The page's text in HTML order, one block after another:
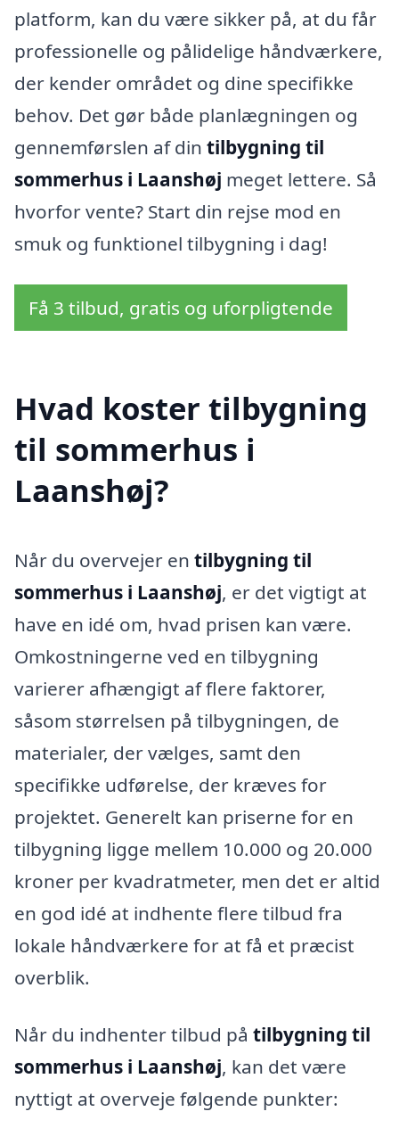
platform, kan du være sikker på, at du får
professionelle og pålidelige håndværkere,
der kender området og dine specifikke
behov. Det gør både planlægningen og
gennemførslen af din tilbygning til
sommerhus i Laanshøj meget lettere. Så
hvorfor vente? Start din rejse mod en
smuk og funktionel tilbygning i dag!
Få 3 tilbud, gratis og uforpligtende
Hvad koster tilbygning
til sommerhus i
Laanshøj?
Når du overvejer en tilbygning til
sommerhus i Laanshøj, er det vigtigt at
have en idé om, hvad prisen kan være.
Omkostningerne ved en tilbygning
varierer afhængigt af flere faktorer,
såsom størrelsen på tilbygningen, de
materialer, der vælges, samt den
specifikke udførelse, der kræves for
projektet. Generelt kan priserne for en
tilbygning ligge mellem 10.000 og 20.000
kroner per kvadratmeter, men det er altid
en god idé at indhente flere tilbud fra
lokale håndværkere for at få et præcist
overblik.
Når du indhenter tilbud på tilbygning til
sommerhus i Laanshøj, kan det være
nyttigt at overveje følgende punkter: